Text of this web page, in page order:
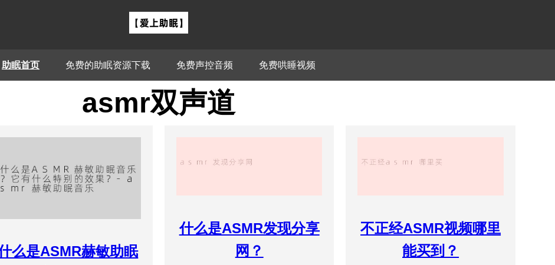
助眠首页 免费的助眠资源下载 免费声控音频 免费哄睡视频
asmr双声道
么是ASMR赫敏助眠
什么是ASMR发现分享
网？
不正经ASMR视频哪里
能买到？